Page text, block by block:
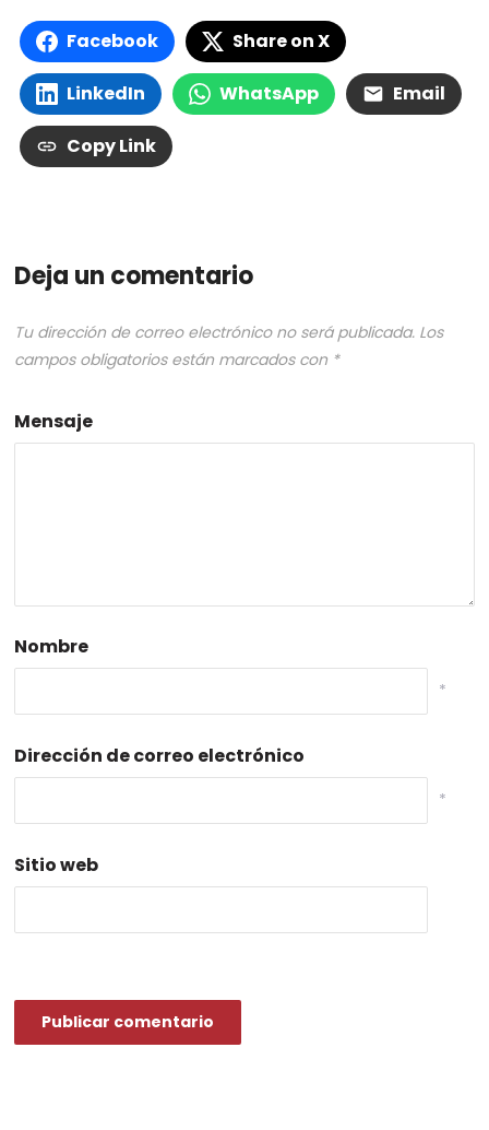
Facebook Share on X
LinkedIn WhatsApp Email
Copy Link
Deja un comentario
Tu dirección de correo electrónico no será publicada. Los
campos obligatorios están marcados con *
Mensaje
Nombre
*
Dirección de correo electrónico
*
Sitio web